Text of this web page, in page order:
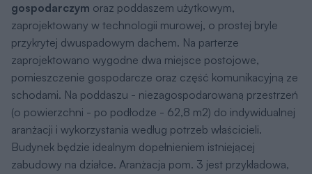
gospodarczym oraz poddaszem użytkowym,
zaprojektowany w technologii murowej, o prostej bryle
przykrytej dwuspadowym dachem. Na parterze
zaprojektowano wygodne dwa miejsce postojowe,
pomieszczenie gospodarcze oraz część komunikacyjną ze
schodami. Na poddaszu - niezagospodarowaną przestrzeń
(o powierzchni - po podłodze - 62,8 m2) do indywidualnej
aranżacji i wykorzystania według potrzeb właścicieli.
Budynek będzie idealnym dopełnieniem istniejącej
zabudowy na działce. Aranżacja pom. 3 jest przykładowa,